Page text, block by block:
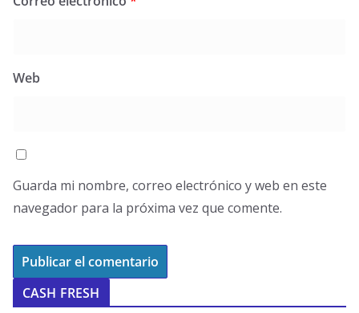
Web
Guarda mi nombre, correo electrónico y web en este
navegador para la próxima vez que comente.
CASH FRESH